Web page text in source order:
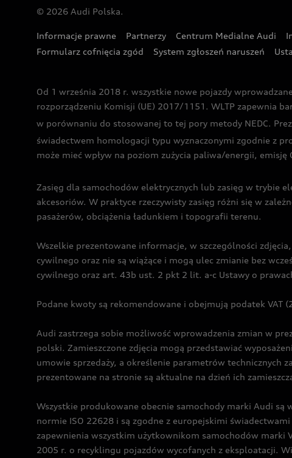
© 2026 Audi Polska.
Informacje prawne Partnerzy Centrum Medialne Audi
Formularz cofnięcia zgód
System zgłoszeń naruszeń
Od 1 września 2018 r. wszystkie nowe pojazdy
rozporządzeniu Komisji (UE) 2017/1151. WLTP zapewnia
w porównaniu do stosowanej to tej pory metody NEDC.
świadectwem homologacji typu wyznaczonymi zgodnie z
może mieć wpływ na poziom zużycia paliwa/energii, emisję
Zasięg dla samochodów elektrycznych lub zasięg w trybie
akcesoriów. W praktyce rzeczywisty zasięg różni się w
pasażerów, obciążenia ładunkiem i topografii terenu.
Wszelkie prezentowane informacje, w szczególności
cywilnego oraz nie są wiążące i mogą ulec zmianie bez
cywilnego oraz art. 43b ust. 2 pkt 2 lit. a-c Ustawy o
Podane kwoty są rekomendowane i obejmują podatek VAT
Audi zastrzega sobie możliwość wprowadzenia zmian w
polski. Zamieszczone zdjęcia mogą przedstawiać
umowie sprzedaży, a określenie parametrów technicznych
prezentowane na stronie są aktualne na dzień ich
Wszystkie produkowane obecnie samochody marki Audi
normie ISO 22628 i są zgodne z europejskimi
zapewnienia wszystkim użytkownikom samochodów marki
2005 r. o recyklingu pojazdów wycofanych z eksploatacji.